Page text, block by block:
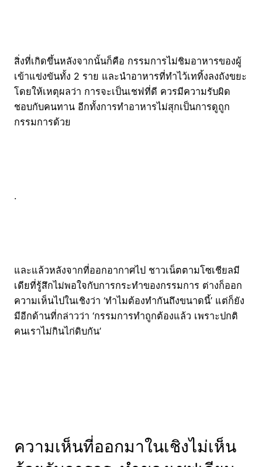
สิ่งที่เกิดขึ้นหลังจากนั้นก็คือ กรรมการไม่ชิมอาหารของผู้
เข้าแข่งขันทั้ง 2 ราย และนำอาหารที่ทำไว้เททิ้งลงถังขยะ
โดยให้เหตุผลว่า การจะเป็นเชฟที่ดี ควรมีความรับผิด
ชอบกับคนทาน อีกทั้งการทำอาหารไม่สุกเป็นการดูถูก
กรรมการด้วย
.
และแล้วหลังจากที่ออกอากาศไป ชาวเน็ตตามโซเชียลมี
เดียที่รู้สึกไม่พอใจกับการกระทำของกรรมการ ต่างก็ออก
ความเห็นไปในเชิงว่า ‘ทำไมต้องทำกันถึงขนาดนี้’ แต่ก็ยัง
มีอีกด้านที่กล่าวว่า ‘กรรมการทำถูกต้องแล้ว เพราะปกติ
คนเราไม่กินไก่ดิบกัน’
ความเห็นที่ออกมาในเชิงไม่เห็น